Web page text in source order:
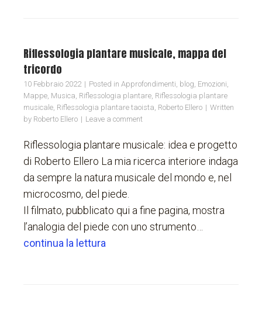
Riflessologia plantare musicale, mappa del
tricordo
10 Febbraio 2022 Posted in Approfondimenti, blog, Emozioni,
Mappe, Musica, Riflessologia plantare, Riflessologia plantare
musicale, Riflessologia plantare taoista, Roberto Ellero
Written
by Roberto Ellero Leave a comment
Riflessologia plantare musicale: idea e progetto
di Roberto Ellero La mia ricerca interiore indaga
da sempre la natura musicale del mondo e, nel
microcosmo, del piede.
Il filmato, pubblicato qui a fine pagina, mostra
l’analogia del piede con uno strumento…
continua la lettura